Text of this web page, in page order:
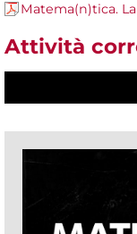
Matema(n)tica.
Attività